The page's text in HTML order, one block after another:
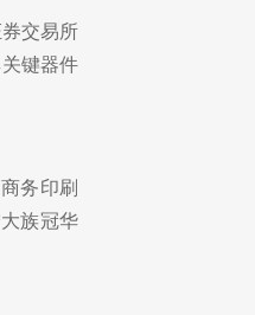
交易所
键器件
务印刷
族冠华